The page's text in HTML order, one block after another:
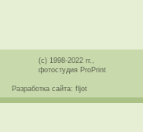
(с) 1998-2022 гг.,
фотостудия ProPrint
Разработка сайта: fljot